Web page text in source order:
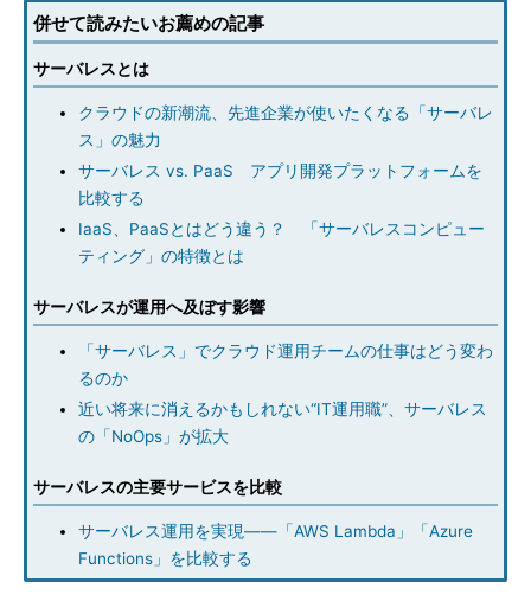
併せて読みたいお薦めの記事
サーバレスとは
クラウドの新潮流、先進企業が使いたくなる「サーバレ
ス」の魅力
サーバレス vs. PaaS アプリ開発プラットフォームを
比較する
IaaS、PaaSとはどう違う？ 「サーバレスコンピュー
ティング」の特徴とは
サーバレスが運用へ及ぼす影響
「サーバレス」でクラウド運用チームの仕事はどう変わ
るのか
近い将来に消えるかもしれない“IT運用職”、サーバレス
の「NoOps」が拡大
サーバレスの主要サービスを比較
サーバレス運用を実現――「AWS Lambda」「Azure
Functions」を比較する